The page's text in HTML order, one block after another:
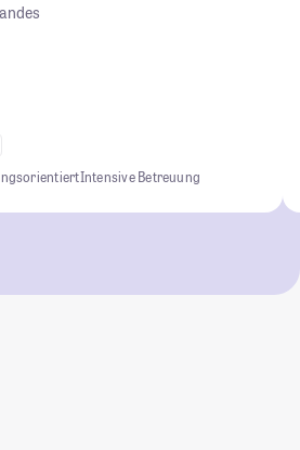
Intensive Betreuung